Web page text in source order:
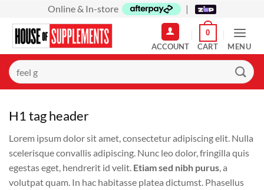
content
Online & In-store |
0
MENU
Search
for:
H1 tag header
Lorem ipsum dolor sit amet, consectetur adipiscing elit. Nulla
scelerisque convallis adipiscing. Nunc leo dolor, fringilla quis
egestas eget, hendrerit id velit. Etiam sed nibh purus, a
volutpat quam. In hac habitasse platea dictumst. Phasellus